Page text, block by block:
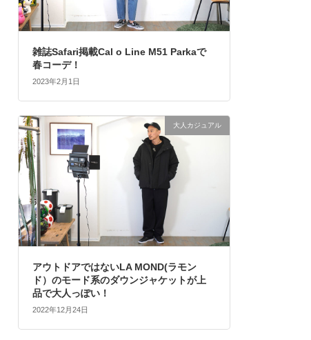
雑誌Safari掲載Cal o Line M51 Parkaで
春コーデ！
2023年2月1日
大人カジュアル
アウトドアではないLA MOND(ラモン
ド）のモード系のダウンジャケットが上
品で大人っぽい！
2022年12月24日